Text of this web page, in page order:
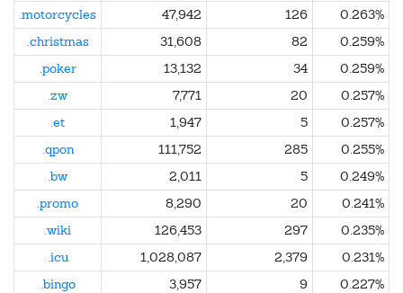
.motorcycles
47,942 126
0.263%
.christmas
31,608 82
0.259%
.poker
13,132 34
0.259%
.zw
7,771 20
0.257%
.et
1,947 5
0.257%
.qpon
111,752 285
0.255%
.bw
2,011 5
0.249%
.promo
8,290 20
0.241%
.wiki
126,453 297
0.235%
.icu
1,028,087 2,379
0.231%
.bingo
3,957 9
0.227%